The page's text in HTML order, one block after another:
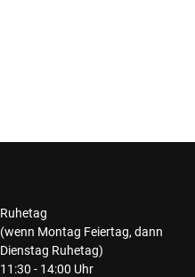
Ruhetag
(wenn Montag Feiertag, dann
Dienstag Ruhetag)
11:30 - 14:00 Uhr